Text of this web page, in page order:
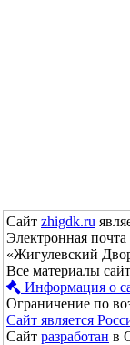
Сайт zhigdk.ru
Электронная почта
«Жигулевский
Все материалы
Информация о
Ограничение по
Сайт является
Сайт разработан в